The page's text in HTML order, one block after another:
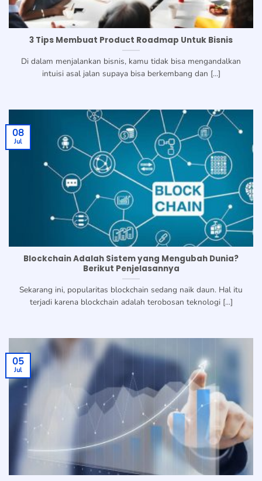
3 Tips Membuat Product Roadmap Untuk Bisnis
Di dalam menjalankan bisnis, kamu tidak bisa mengandalkan
intuisi asal jalan supaya bisa berkembang dan [...]
Blockchain Adalah Sistem yang Mengubah Dunia?
Berikut Penjelasannya
Sekarang ini, popularitas blockchain sedang naik daun. Hal itu
terjadi karena blockchain adalah terobosan teknologi [...]
08
Jul
05
Jul